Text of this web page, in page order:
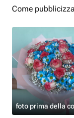
Come
foto prima della